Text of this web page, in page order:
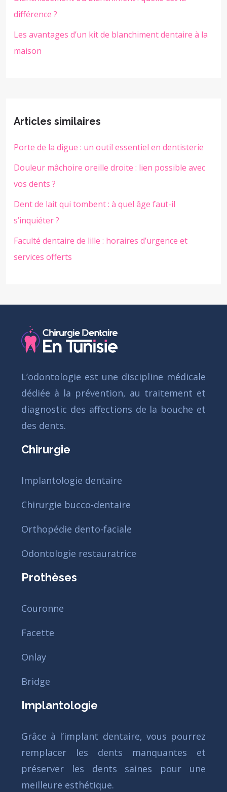
différence ?
Les avantages d’un kit de blanchiment dentaire à la
maison
Articles similaires
Porte de la digue : un outil essentiel en dentisterie
Douleur mâchoire oreille droite : lien possible avec
vos dents ?
Dent de lait qui tombent : à quel âge faut-il
s’inquiéter ?
Faculté dentaire de lille : horaires d’urgence et
services offerts
L’odontologie est une discipline médicale
dédiée à la prévention, au traitement et
diagnostic des affections de la bouche et
des dents.
Chirurgie
Implantologie dentaire
Chirurgie bucco-dentaire
Orthopédie dento-faciale
Odontologie restauratrice
Prothèses
Couronne
Facette
Onlay
Bridge
Implantologie
Grâce à l’implant dentaire, vous pourrez
remplacer les dents manquantes et
préserver les dents saines pour une
meilleure esthétique.